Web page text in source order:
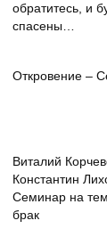
обратитесь, и
спасены…
Откровение –
Виталий
Константин
Семинар на
брак